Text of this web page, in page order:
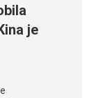
je